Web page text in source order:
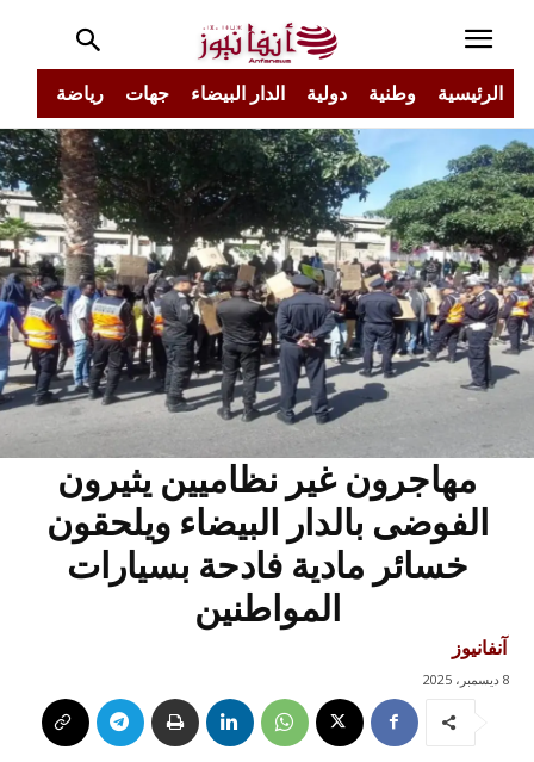
الرئيسية وطنية دولية الدار البيضاء جهات رياضة
مهاجرون غير نظاميين يثيرون
الفوضى بالدار البيضاء ويلحقون
خسائر مادية فادحة بسيارات
المواطنين
آنفانيوز
8 ديسمبر، 2025